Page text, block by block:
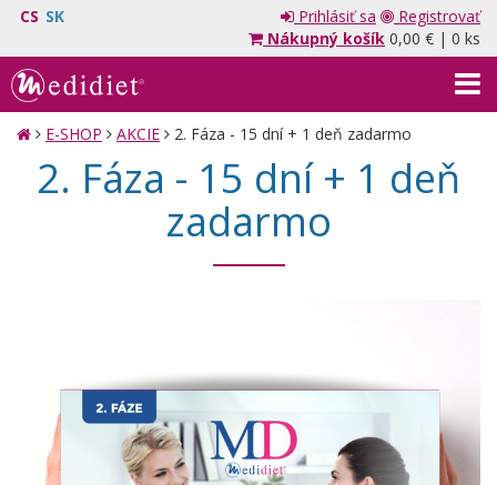
CS SK Prihlásiť sa
Registrovať
Nákupný košík 0,00 €| 0 ks
E-SHOP AKCIE 2. Fáza - 15 dní + 1 deň zadarmo
2. Fáza - 15 dní + 1 deň
zadarmo